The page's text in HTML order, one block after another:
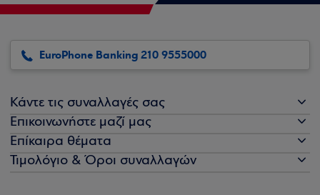
EuroPhone Banking 210 9555000
Κάντε τις συναλλαγές σας
Επικοινωνήστε μαζί μας
Επίκαιρα θέματα
Τιμολόγιο & Όροι συναλλαγών